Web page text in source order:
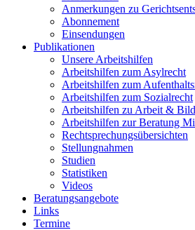
Anmerkungen zu
Abonnement
Einsendungen
Publikationen
Unsere Arbeitshilfen
Arbeitshilfen zum Asylrecht
Arbeitshilfen zum
Arbeitshilfen zum Sozialrecht
Arbeitshilfen zu Arbeit &
Arbeitshilfen zur Beratung
Rechtsprechungsübersichten
Stellungnahmen
Studien
Statistiken
Videos
Beratungsangebote
Links
Termine